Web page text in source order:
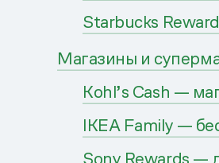
Starbucks
Магазины и
Kohl’s Cash —
IKEA Family —
Sony Rewards —